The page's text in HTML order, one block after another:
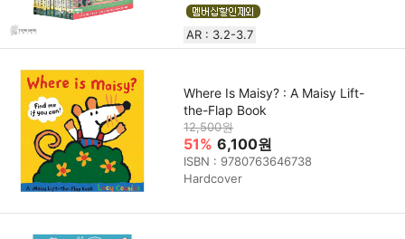
AR : 3.2-3.7
Where Is Maisy? : A Maisy Lift-
the-Flap Book
12,500원
51% 6,100원
ISBN : 9780763646738
Hardcover